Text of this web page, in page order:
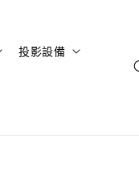
投影設備